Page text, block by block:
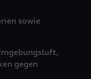
sowie
gegen